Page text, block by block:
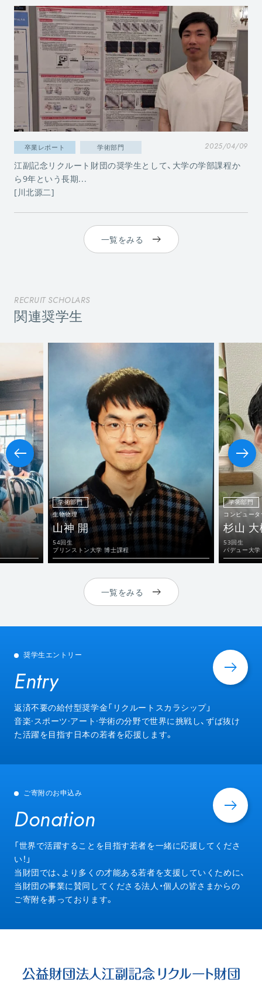
卒業レポート 学術部門 2025/04/09
江副記念リクルート財団の奨学生として、大学の学部課程か
ら9年という長期...
[川北源二]
一覧をみる
RECRUIT SCHOLARS
関連奨学生
学術部門
生物物理
山神 開
54回生
プリンストン大学 博士課程
学術部門
コンピュー
杉山 大
53回生
パデュー大学
一覧をみる
奨学生エントリー
Entry
Entry
返済不要の給付型奨学金「リクルートスカラシップ」
音楽·スポーツ·アート·学術の分野で世界に挑戦し、ずば抜け
た活躍を目指す日本の若者を応援します。
ご寄附のお申込み
Donation
Donation
「世界で活躍することを目指す若者を一緒に応援してくださ
い！」
当財団では、より多くの才能ある若者を支援していくために、
当財団の事業に賛同してくださる法人・個人の皆さまからの
ご寄附を募っております。